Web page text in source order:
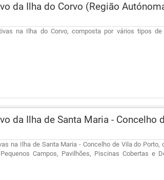
da Ilha do Corvo (Região
na Ilha do Corvo, composta por vários tipos
da Ilha de Santa Maria -
na Ilha de Santa Maria - Concelho de Vila do
Campos, Pavilhões, Piscinas Cobertas e